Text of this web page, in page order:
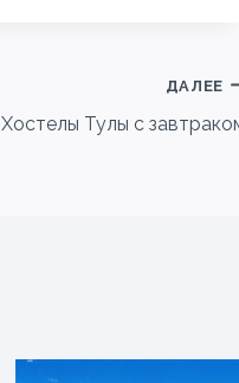
ДАЛЕЕ
Хостелы Тулы с